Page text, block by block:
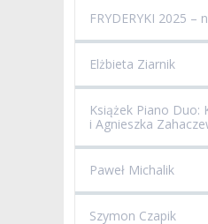
FRYDERYKI 2025 –
Elżbieta Ziarnik
Książek Piano Duo:
i Agnieszka
Paweł Michalik
Szymon Czapik